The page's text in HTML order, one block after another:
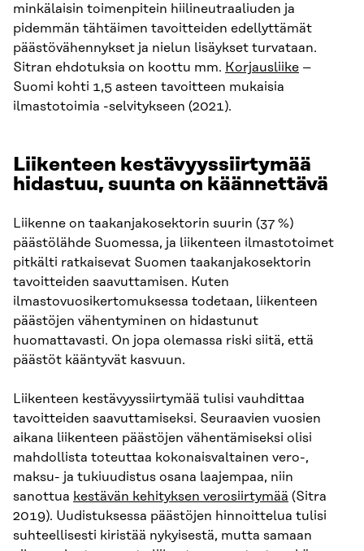
minkälaisin toimenpitein hiilineutraaliuden ja
pidemmän tähtäimen tavoitteiden edellyttämät
päästövähennykset ja nielun lisäykset turvataan.
Sitran ehdotuksia on koottu mm. Korjausliike –
Suomi kohti 1,5 asteen tavoitteen mukaisia
ilmastotoimia -selvitykseen (2021).
Liikenteen kestävyyssiirtymää
hidastuu, suunta on käännettävä
Liikenne on taakanjakosektorin suurin (37 %)
päästölähde Suomessa, ja liikenteen ilmastotoimet
pitkälti ratkaisevat Suomen taakanjakosektorin
tavoitteiden saavuttamisen. Kuten
ilmastovuosikertomuksessa todetaan, liikenteen
päästöjen vähentyminen on hidastunut
huomattavasti. On jopa olemassa riski siitä, että
päästöt kääntyvät kasvuun.
Liikenteen kestävyyssiirtymää tulisi vauhdittaa
tavoitteiden saavuttamiseksi. Seuraavien vuosien
aikana liikenteen päästöjen vähentämiseksi olisi
mahdollista toteuttaa kokonaisvaltainen vero-,
maksu- ja tukiuudistus osana laajempaa, niin
sanottua kestävän kehityksen verosiirtymää (Sitra
2019). Uudistuksessa päästöjen hinnoittelua tulisi
suhteellisesti kiristää nykyisestä, mutta samaan